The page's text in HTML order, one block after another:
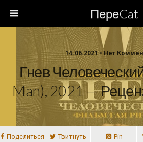
ПереCat
14.06.2021 • Нет
Гнев
Man), 2021 —
Поделиться Твитнуть Pin